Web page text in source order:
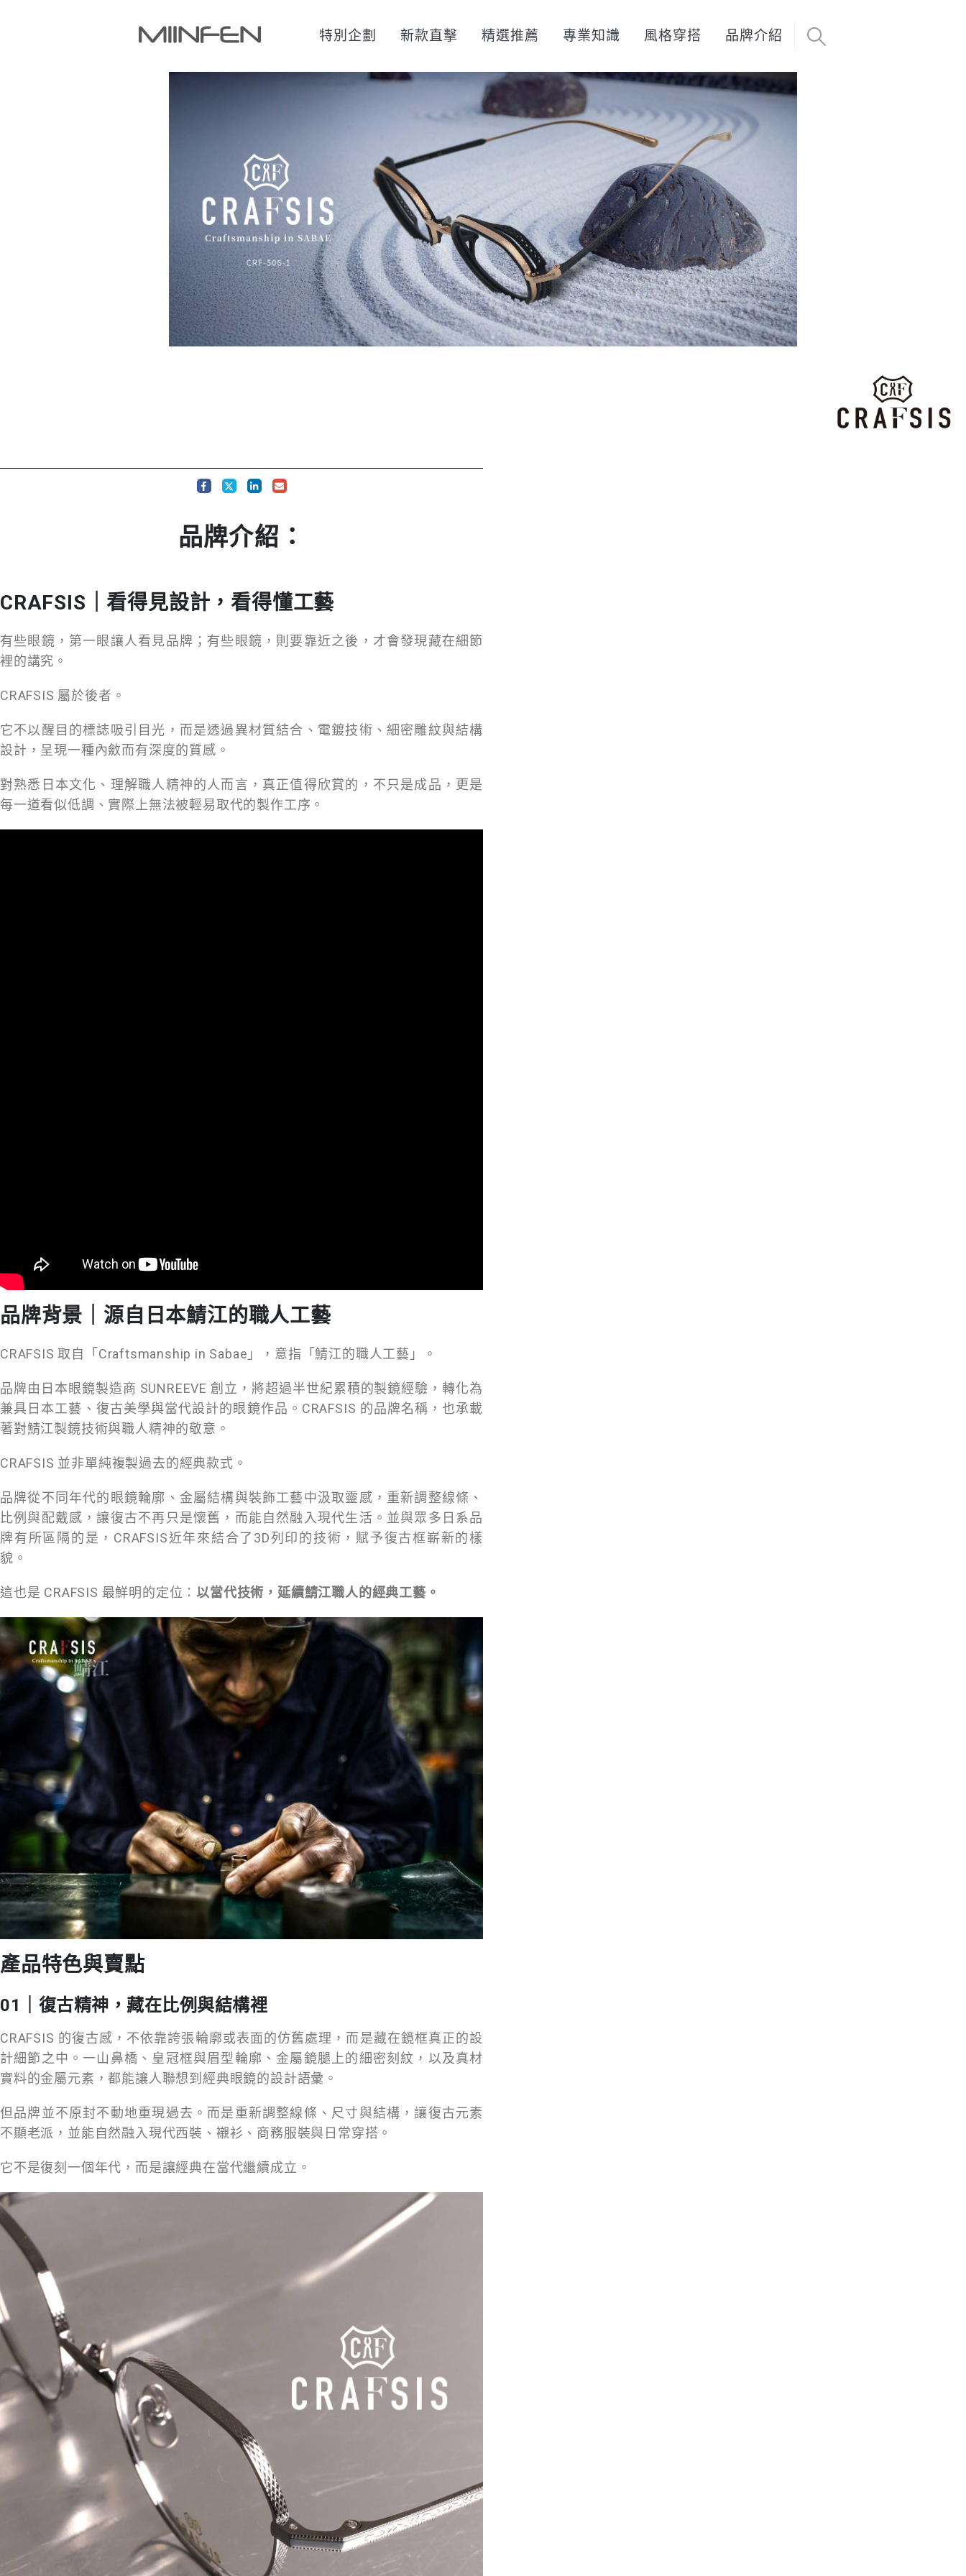
特別企劃 新款直擊 精選推薦 專業知識 風格穿搭 品牌介紹
品牌介紹：
CRAFSIS｜看得見設計，看得懂工藝
有些眼鏡，第一眼讓人看見品牌；有些眼鏡，則要靠近之後，才會發現藏在細節
裡的講究。
CRAFSIS 屬於後者。
它不以醒目的標誌吸引目光，而是透過異材質結合、電鍍技術、細密雕紋與結構
設計，呈現一種內斂而有深度的質感。
對熟悉日本文化、理解職人精神的人而言，真正值得欣賞的，不只是成品，更是
每一道看似低調、實際上無法被輕易取代的製作工序。
品牌背景｜源自日本鯖江的職人工藝
CRAFSIS 取自「Craftsmanship in Sabae」，意指「鯖江的職人工藝」。
品牌由日本眼鏡製造商 SUNREEVE 創立，將超過半世紀累積的製鏡經驗，轉化為
兼具日本工藝、復古美學與當代設計的眼鏡作品。CRAFSIS 的品牌名稱，也承載
著對鯖江製鏡技術與職人精神的敬意。
CRAFSIS 並非單純複製過去的經典款式。
品牌從不同年代的眼鏡輪廓、金屬結構與裝飾工藝中汲取靈感，重新調整線條、
比例與配戴感，讓復古不再只是懷舊，而能自然融入現代生活。並與眾多日系品
牌有所區隔的是，CRAFSIS近年來結合了3D列印的技術，賦予復古框嶄新的樣
貌。
這也是 CRAFSIS 最鮮明的定位：以當代技術，延續鯖江職人的經典工藝。
產品特色與賣點
01｜復古精神，藏在比例與結構裡
CRAFSIS 的復古感，不依靠誇張輪廓或表面的仿舊處理，而是藏在鏡框真正的設
計細節之中。一山鼻橋、皇冠框與眉型輪廓、金屬鏡腿上的細密刻紋，以及真材
實料的金屬元素，都能讓人聯想到經典眼鏡的設計語彙。
但品牌並不原封不動地重現過去。而是重新調整線條、尺寸與結構，讓復古元素
不顯老派，並能自然融入現代西裝、襯衫、商務服裝與日常穿搭。
它不是復刻一個年代，而是讓經典在當代繼續成立。